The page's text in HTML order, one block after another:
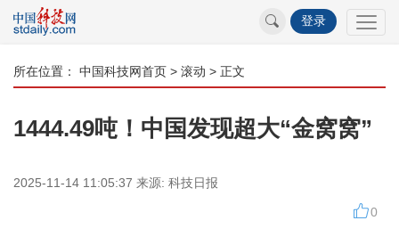
登录
所在位置： 中国科技网首页 > 滚动 > 正文
1444.49吨！中国发现超大“金窝窝”
2025-11-14 11:05:37 来源: 科技日报
0